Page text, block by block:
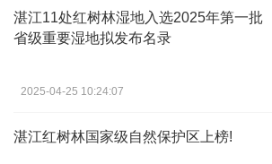
湛江11处红树林湿地入选2025年第一批
省级重要湿地拟发布名录
2025-04-25 10:24:07
湛江红树林国家级自然保护区上榜!